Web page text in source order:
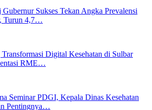
Sukses Tekan Angka Prevalensi
Turun 4,7…
Digital Kesehatan di Sulbar
RME…
Seminar PDGI, Kepala Dinas Kesehatan
Pentingnya…